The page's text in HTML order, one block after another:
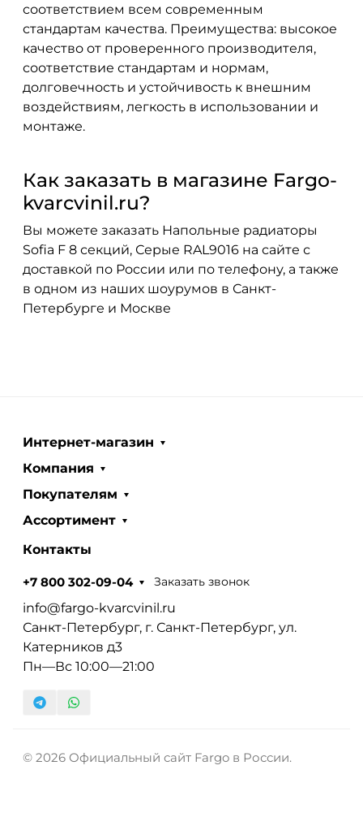
соответствием всем современным
стандартам качества. Преимущества: высокое
качество от проверенного производителя,
соответствие стандартам и нормам,
долговечность и устойчивость к внешним
воздействиям, легкость в использовании и
монтаже.
Как заказать в магазине Fargo-
kvarcvinil.ru?
Вы можете заказать Напольные радиаторы
Sofia F 8 секций, Серые RAL9016 на сайте с
доставкой по России или по телефону, а также
в одном из наших шоурумов в Санкт-
Петербурге и Москве
Интернет-магазин
Компания
Покупателям
Ассортимент
Контакты
+7 800 302-09-04 Заказать звонок
info@fargo-kvarcvinil.ru
Санкт-Петербург, г. Санкт-Петербург, ул.
Катерников д3
Пн—Вс 10:00—21:00
© 2026 Официальный сайт Fargo в России.